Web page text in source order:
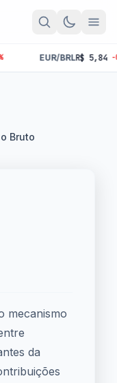
EUR/BRLR$ 5,84 -0,18%
Bruto
mecanismo
da